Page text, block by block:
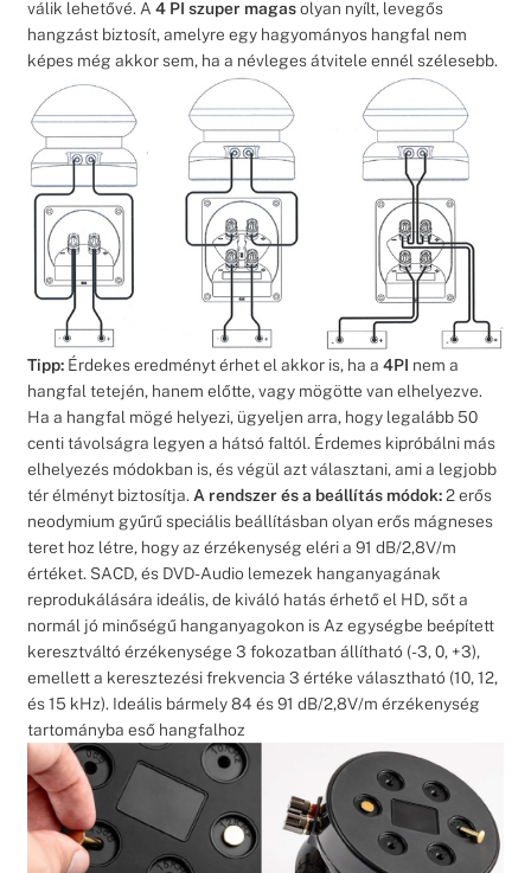
válik lehetővé. A 4 PI szuper magasolyan nyílt, levegős
hangzást biztosít, amelyre egy hagyományos hangfal nem
képes még akkor sem, ha a névleges átvitele ennél szélesebb.
Tipp:Érdekes eredményt érhet el akkor is, ha a 4PI nem a
hangfal tetején, hanem előtte, vagy mögötte van elhelyezve.
Ha a hangfal mögé helyezi, ügyeljen arra, hogy legalább 50
centi távolságra legyen a hátsó faltól. Érdemes kipróbálni más
elhelyezés módokban is, és végül azt választani, ami a legjobb
tér élményt biztosítja. A rendszer és a beállítás módok:2 erős
neodymium gyűrű speciális beállításban olyan erős mágneses
teret hoz létre, hogy az érzékenység eléri a 91 dB/2,8V/m
értéket. SACD, és DVD-Audio lemezek hanganyagának
reprodukálására ideális, de kiváló hatás érhető el HD, sőt a
normál jó minőségű hanganyagokon is Az egységbe beépített
keresztváltó érzékenysége 3 fokozatban állítható (-3, 0, +3),
emellett a keresztezési frekvencia 3 értéke választható (10, 12,
és 15 kHz). Ideális bármely 84 és 91 dB/2,8V/m érzékenység
tartományba eső hangfalhoz